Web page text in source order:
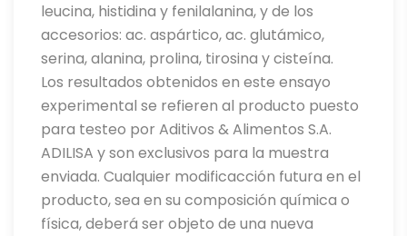
leucina, histidina y fenilalanina, y de los
accesorios: ac. aspártico, ac. glutámico,
serina, alanina, prolina, tirosina y cisteína.
Los resultados obtenidos en este ensayo
experimental se refieren al producto puesto
para testeo por Aditivos & Alimentos S.A.
ADILISA y son exclusivos para la muestra
enviada. Cualquier modificacción futura en el
producto, sea en su composición química o
física, deberá ser objeto de una nueva